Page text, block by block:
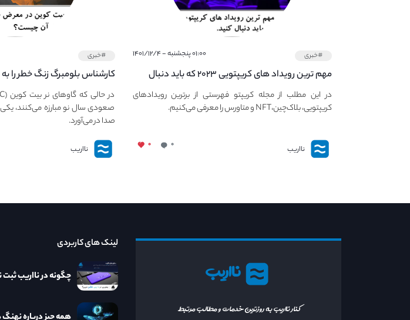
#خبری ۰۱:۰۰ پنجشنبه - ۱۴۰۱/۱۲/۴
مهم ترین رویداد های کریپتویی ۲۰۲۳ که باید دنبال
کنید – معرفی بهترین رویداد های جهانی
در این مطلب از مجله کریپتو فهرستی از برترین رویدادهای
کریپتویی، بلاک‌چین،NFT و متاورس را معرفی می‌کنیم.
نااریب ۰ ۰
#خبری
کارشناس بلومبرگ زنگ خطر را
کوین در معرض خطر سقوط
چیست؟
صعودی سال نو مبارزه می‌کنند، یکی
صدا در می‌آورد.
نااریب
نااریب
کنار نااریب به روزترین خدمات و مطالب مرتبط
لینک های کاربردی
چگونه در نااریب ثبت